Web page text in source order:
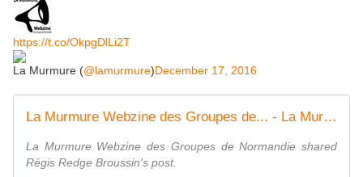
https://t.co/OkpgDlLi2T
La Murmure (@lamurmure)December 17, 2016
La Murmure Webzine des Groupes de... - La Murmure Webzine des Groupes de Normandie | Facebook
La Murmure Webzine des Groupes de Normandie shared
Régis Redge Broussin's post.